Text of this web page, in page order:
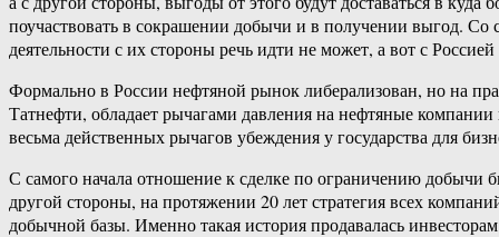
поучаствовать в сокрашении добычи и в получении выгод.
деятельности с их стороны речь идти не может, а вот с
Формально в России нефтяной рынок либерализован, но на
Татнефти, обладает рычагами давления на нефтяные
весьма действенных рычагов убеждения у государства для
С самого начала отношение к сделке по ограничению
другой стороны, на протяжении 20 лет стратегия всех
добычной базы. Именно такая история продавалась